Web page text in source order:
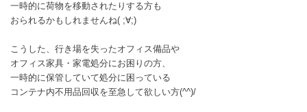
一時的に荷物を移動されたりする方も
おられるかもしれませんね( ;∀;)
こうした、行き場を失ったオフィス備品や
オフィス家具・家電処分にお困りの方、
一時的に保管していて処分に困っている
コンテナ内不用品回収を至急して欲しい方(^^)/